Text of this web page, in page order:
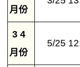
月份
3 4
月份
5/25